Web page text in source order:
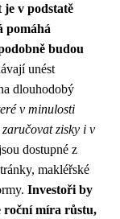
je v podstatě
pomáhá
budou
unést
dlouhodobý
v minulosti
zisky i v
dostupné z
makléřské
Investoři by
roční míra růstu,